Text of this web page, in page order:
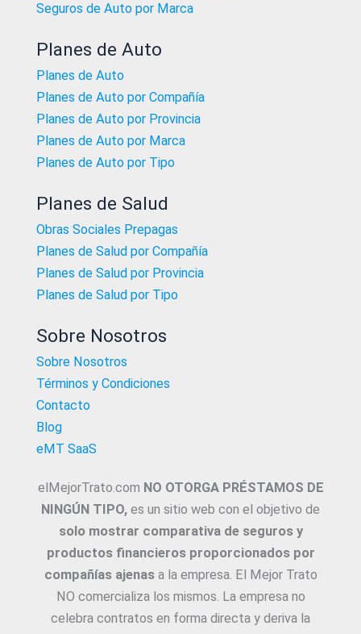
Seguros de Auto por Marca
Planes de Auto
Planes de Auto
Planes de Auto por Compañía
Planes de Auto por Provincia
Planes de Auto por Marca
Planes de Auto por Tipo
Planes de Salud
Obras Sociales Prepagas
Planes de Salud por Compañía
Planes de Salud por Provincia
Planes de Salud por Tipo
Sobre Nosotros
Sobre Nosotros
Términos y Condiciones
Contacto
Blog
eMT SaaS
elMejorTrato.com NO OTORGA PRÉSTAMOS DE
NINGÚN TIPO, es un sitio web con el objetivo de
solo mostrar comparativa de seguros y
productos financieros proporcionados por
compañías ajenasa la empresa. El Mejor Trato
NO comercializa los mismos. La empresa no
celebra contratos en forma directa y deriva la